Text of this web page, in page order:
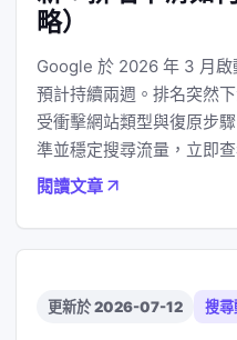
略）
Google 於 2026 年 3 月啟
預計持續兩週。排名突然
受衝擊網站類型與復原步
準並穩定搜尋流量，立即
閱讀文章
更新於 2026-07-12 搜尋